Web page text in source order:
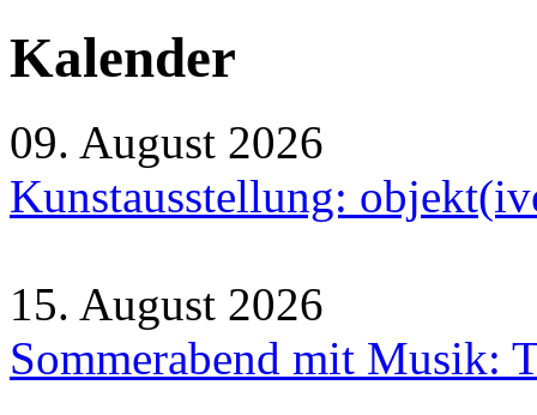
Kalender
09. August 2026
Kunstausstellung:
15. August 2026
Sommerabend mit Musik: